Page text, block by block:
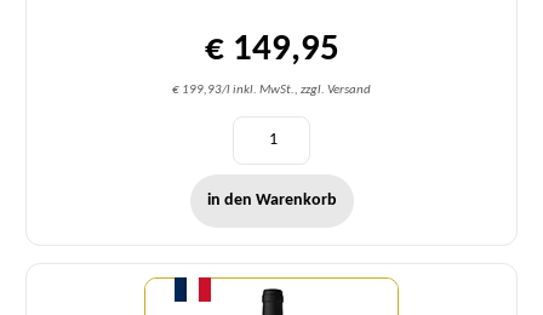
€ 149,95
€ 199,93/l inkl. MwSt., zzgl. Versand
in den Warenkorb
Menge